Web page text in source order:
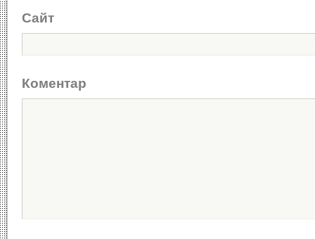
Сайт
Коментар